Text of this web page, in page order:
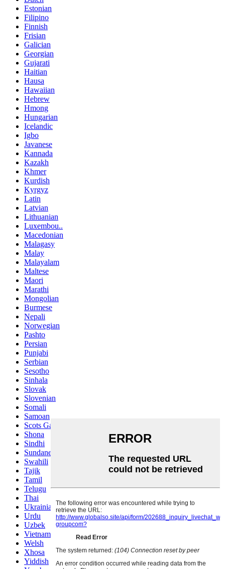
Estonian
Filipino
Finnish
Frisian
Galician
Georgian
Gujarati
Haitian
Hausa
Hawaiian
Hebrew
Hmong
Hungarian
Icelandic
Igbo
Javanese
Kannada
Kazakh
Khmer
Kurdish
Kyrgyz
Latin
Latvian
Lithuanian
Luxembou..
Macedonian
Malagasy
Malay
Malayalam
Maltese
Maori
Marathi
Mongolian
Burmese
Nepali
Norwegian
Pashto
Persian
Punjabi
Serbian
Sesotho
Sinhala
Slovak
Slovenian
Somali
Samoan
Scots Gaelic
Shona
Sindhi
Sundanese
Swahili
Tajik
Tamil
Telugu
Thai
Ukrainian
Urdu
Uzbek
Vietnamese
Welsh
Xhosa
Yiddish